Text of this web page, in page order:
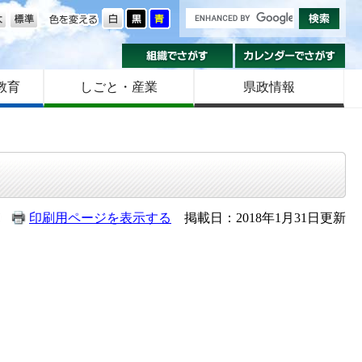
色を変える
大きさ
組織でさがす
育 しごと・産業 県政情報
印刷用ページを表示する
掲載日：2018年1月31日更新